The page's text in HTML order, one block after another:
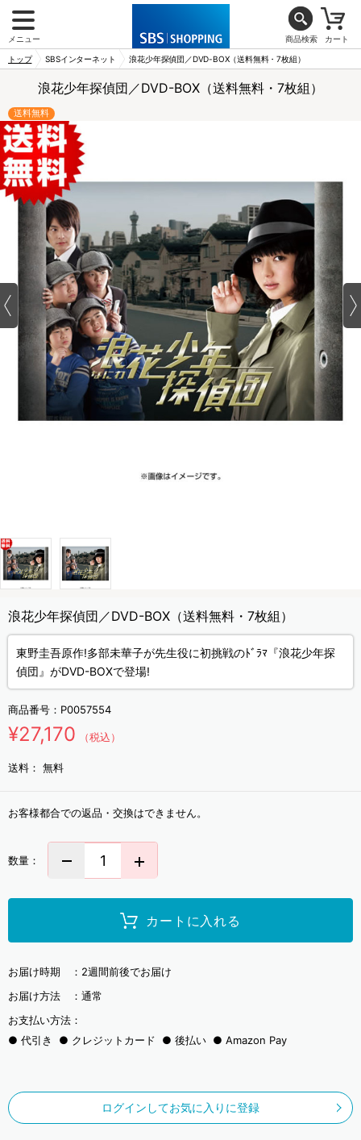
メニュー 商品検索 カート
トップ SBSインターネット 浪花少年探偵団／DVD-BOX（送料無料・7枚組）
浪花少年探偵団／DVD-BOX（送料無料・7枚組）
送料無料
浪花少年探偵団／DVD-BOX（送料無料・7枚組）
東野圭吾原作!多部未華子が先生役に初挑戦のﾄﾞﾗﾏ『浪花少年探
偵団』がDVD-BOXで登場!
商品番号： P0057554
¥27,170 （税込）
送料： 無料
お客様都合での返品・交換はできません。
数量：
カートに入れる
お届け時期 ： 2週間前後でお届け
お届け方法 ： 通常
お支払い方法：
代引き
クレジットカード 後払い Amazon Pay
ログインしてお気に入りに登録